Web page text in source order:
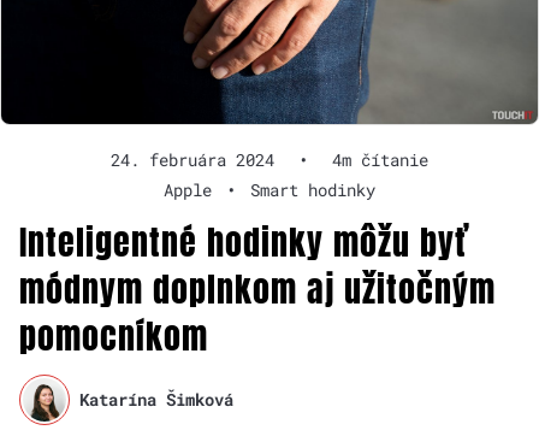
24. februára 2024 •
4m čítanie
Apple
• Smart hodinky
Inteligentné hodinky môžu byť
módnym doplnkom aj užitočným
pomocníkom
Katarína Šimková